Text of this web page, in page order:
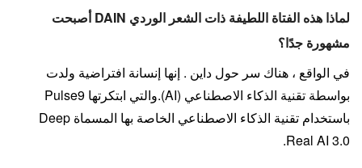
لماذا هذه الفتاة اللطيفة ذات الشعر الوردي DAIN أصبحت
مشهورة جدًا؟
في الواقع ، هناك سر حول داين . إنها إنسانة افتراضية ولدت
بواسطة تقنية الذكاء الاصطناعي (AI).والتي ابتكرتها Pulse9
باستخدام تقنية الذكاء الاصطناعي الخاصة بها المسماة Deep
Real AI 3.0.